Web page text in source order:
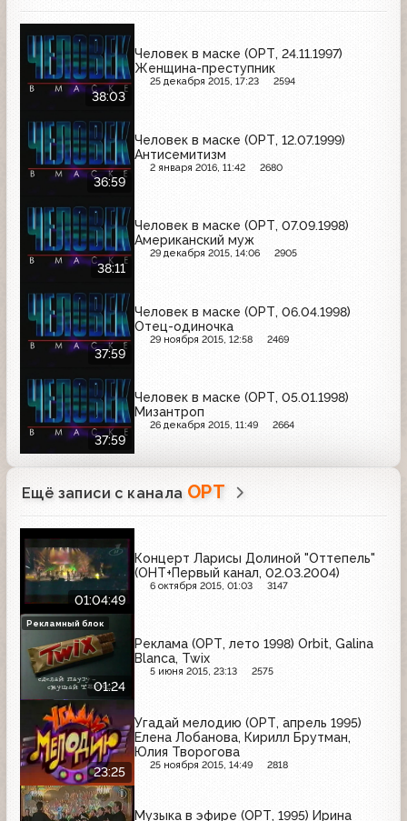
38:03
Человек в маске (ОРТ, 24.11.1997)
Женщина-преступник
25 декабря 2015, 17:23 2594
36:59
Человек в маске (ОРТ, 12.07.1999)
Антисемитизм
2 января 2016, 11:42 2680
38:11
Человек в маске (ОРТ, 07.09.1998)
Американский муж
29 декабря 2015, 14:06 2905
37:59
Человек в маске (ОРТ, 06.04.1998)
Отец-одиночка
29 ноября 2015, 12:58 2469
37:59
Человек в маске (ОРТ, 05.01.1998)
Мизантроп
26 декабря 2015, 11:49 2664
Ещё записи с канала ОРТ
01:04:49
Концерт Ларисы Долиной "Оттепель"
(ОНТ+Первый канал, 02.03.2004)
6 октября 2015, 01:03 3147
01:24
Реклама (ОРТ, лето 1998) Orbit, Galina
Blanca, Twix
5 июня 2015, 23:13 2575
Рекламный блок
23:25
Угадай мелодию (ОРТ, апрель 1995)
Елена Лобанова, Кирилл Брутман,
Юлия Творогова
25 ноября 2015, 14:49 2818
Музыка в эфире (ОРТ, 1995) Ирина